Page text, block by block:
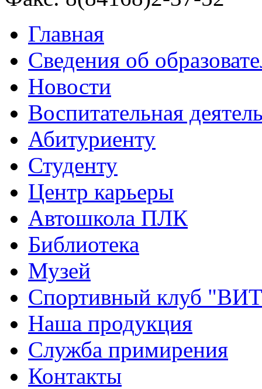
Главная
Сведения об
Новости
Воспитательная
Абитуриенту
Студенту
Центр карьеры
Автошкола ПЛК
Библиотека
Музей
Спортивный клуб
Наша продукция
Служба примирения
Контакты